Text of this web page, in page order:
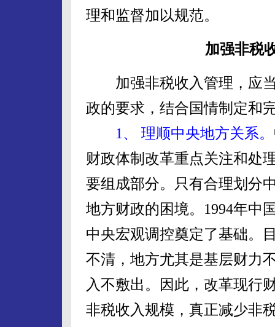
理和监督加以规范。
加强非税
加强非税收入管理，应当
政的要求，结合国情制定和
1、 理顺中央地方关系。
财政体制改革重点关注和处
要组成部分。只有合理划分
地方财政的困境。1994年中
中央宏观调控奠定了基础。
不清，地方尤其是基层财力
入不敷出。因此，改革现行
非税收入规模，真正减少非